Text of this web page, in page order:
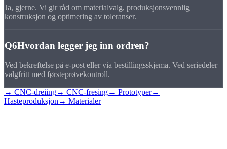
Ja, gjerne. Vi gir råd om materialvalg, produksjonsvennlig
konstruksjon og optimering av toleranser.
Q6Hvordan legger jeg inn ordren?
Ved bekreftelse på e-post eller via bestillingsskjema. Ved seriedeler
valgfritt med førsteprøvekontroll.
→ CNC-dreiing→ CNC-fresing→ Prototyper→
Hasteproduksjon → Materialer